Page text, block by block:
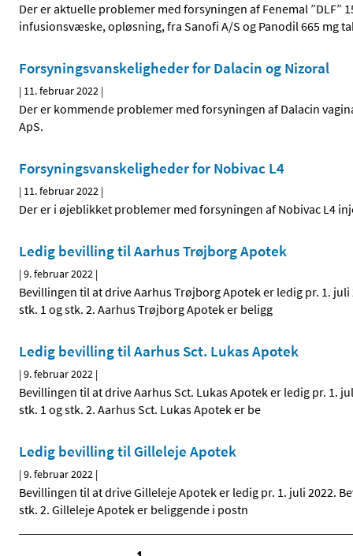
Der er aktuelle problemer med forsyningen af Fenemal
infusionsvæske, opløsning, fra Sanofi A/S og Panodil 665 mg
Forsyningsvanskeligheder for Dalacin og Nizoral
| 11. februar 2022 |
Der er kommende problemer med forsyningen af Dalacin
ApS.
Forsyningsvanskeligheder for Nobivac L4
| 11. februar 2022 |
Der er i øjeblikket problemer med forsyningen af Nobivac L4
Ledig bevilling til Aarhus Trøjborg Apotek
|9. februar 2022 |
Bevillingen til at drive Aarhus Trøjborg Apotek er ledig pr. 1.
stk. 1 og stk. 2. Aarhus Trøjborg Apotek er beligg
Ledig bevilling til Aarhus Sct. Lukas Apotek
|9. februar 2022 |
Bevillingen til at drive Aarhus Sct. Lukas Apotek er ledig pr. 1.
stk. 1 og stk. 2. Aarhus Sct. Lukas Apotek er be
Ledig bevilling til Gilleleje Apotek
|9. februar 2022 |
Bevillingen til at drive Gilleleje Apotek er ledig pr. 1. juli 2022.
stk. 2. Gilleleje Apotek er beliggende i postn